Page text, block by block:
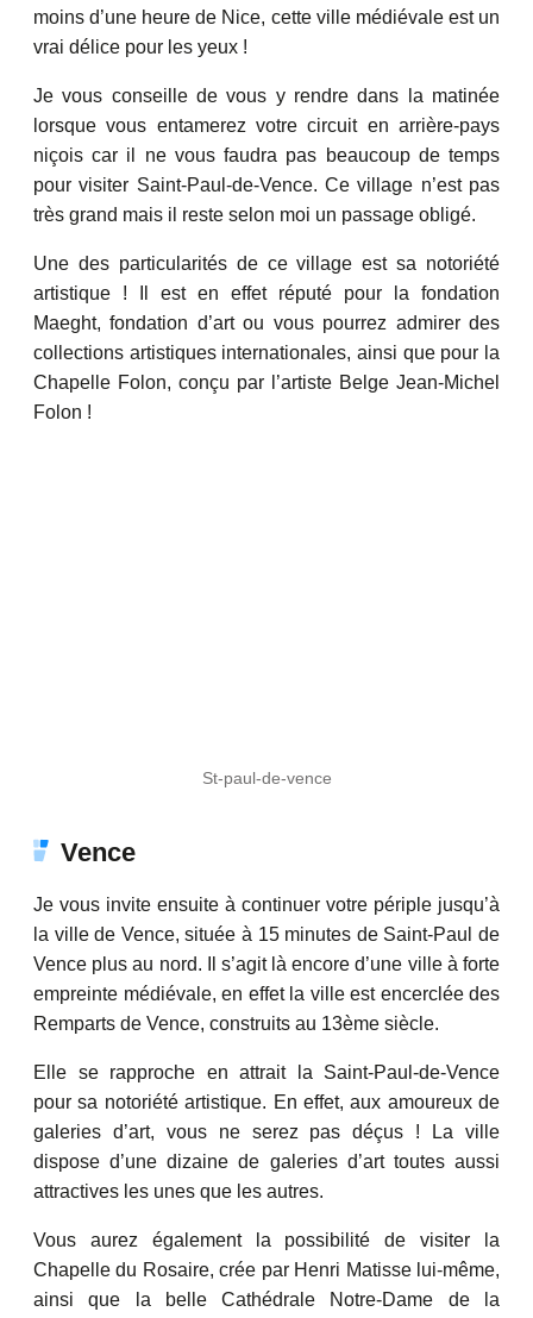
moins d’une heure de Nice, cette ville médiévale est un
vrai délice pour les yeux !
Je vous conseille de vous y rendre dans la matinée
lorsque vous entamerez votre circuit en arrière-pays
niçois car il ne vous faudra pas beaucoup de temps
pour visiter Saint-Paul-de-Vence. Ce village n’est pas
très grand mais il reste selon moi un passage obligé.
Une des particularités de ce village est sa notoriété
artistique ! Il est en effet réputé pour la fondation
Maeght, fondation d’art ou vous pourrez admirer des
collections artistiques internationales, ainsi que pour la
Chapelle Folon, conçu par l’artiste Belge Jean-Michel
Folon !
St-paul-de-vence
Vence
Je vous invite ensuite à continuer votre périple jusqu’à
la ville de Vence, située à 15 minutes de Saint-Paul de
Vence plus au nord. Il s’agit là encore d’une ville à forte
empreinte médiévale, en effet la ville est encerclée des
Remparts de Vence, construits au 13ème siècle.
Elle se rapproche en attrait la Saint-Paul-de-Vence
pour sa notoriété artistique. En effet, aux amoureux de
galeries d’art, vous ne serez pas déçus ! La ville
dispose d’une dizaine de galeries d’art toutes aussi
attractives les unes que les autres.
Vous aurez également la possibilité de visiter la
Chapelle du Rosaire, crée par Henri Matisse lui-même,
ainsi que la belle Cathédrale Notre-Dame de la